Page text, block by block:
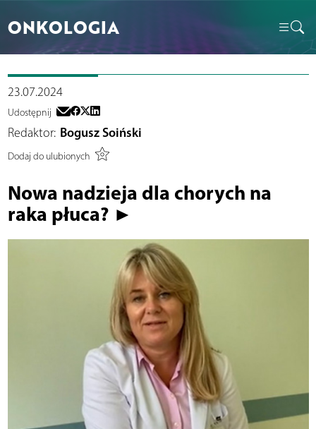
ONKOLOGIA
23.07.2024
Udostępnij
Redaktor: Bogusz Soiński
Dodaj do ulubionych
Nowa nadzieja dla chorych na
raka płuca? ►